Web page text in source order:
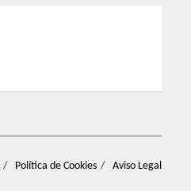
Política de Cookies Aviso Legal